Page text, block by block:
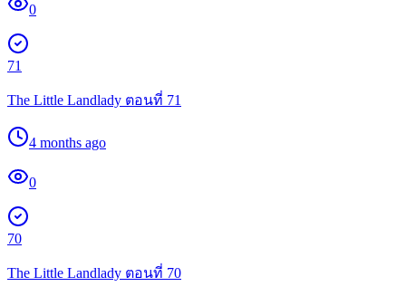
0
71
The Little Landlady ตอนที่ 71
4 months ago
0
70
The Little Landlady ตอนที่ 70